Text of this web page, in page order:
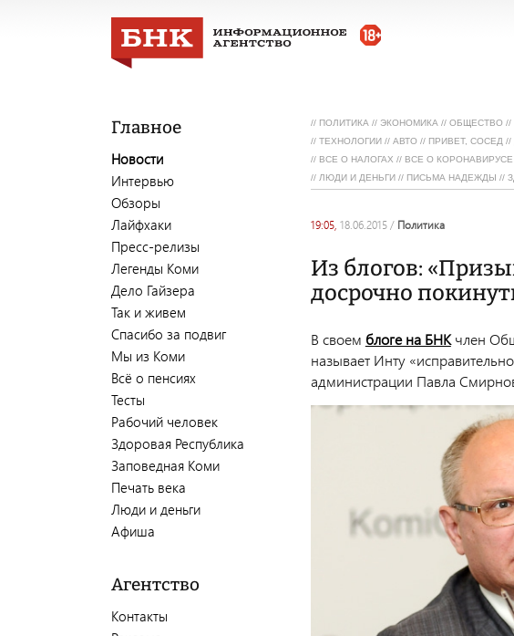
Главное
Новости
Интервью
Обзоры
Лайфхаки
Пресс-релизы
Легенды Коми
Дело Гайзера
Так и живем
Спасибо за подвиг
Мы из Коми
Всё о пенсиях
Тесты
Рабочий человек
Здоровая Республика
Заповедная Коми
Печать века
Люди и деньги
Афиша
Агентство
Контакты
// ПОЛИТИКА // ЭКОНОМИКА // ОБЩЕСТВО //
// ТЕХНОЛОГИИ // АВТО // ПРИВЕТ, СОСЕД //
// ВСЕ О НАЛОГАХ // ВСЕ О КОРОНАВИРУСЕ
// ЛЮДИ И ДЕНЬГИ // ПИСЬМА НАДЕЖДЫ //
19:05, 18.06.2015 / политика
Из блогов:
досрочно
В своем блоге на БНКчлен
называет Инту
администрации Павла